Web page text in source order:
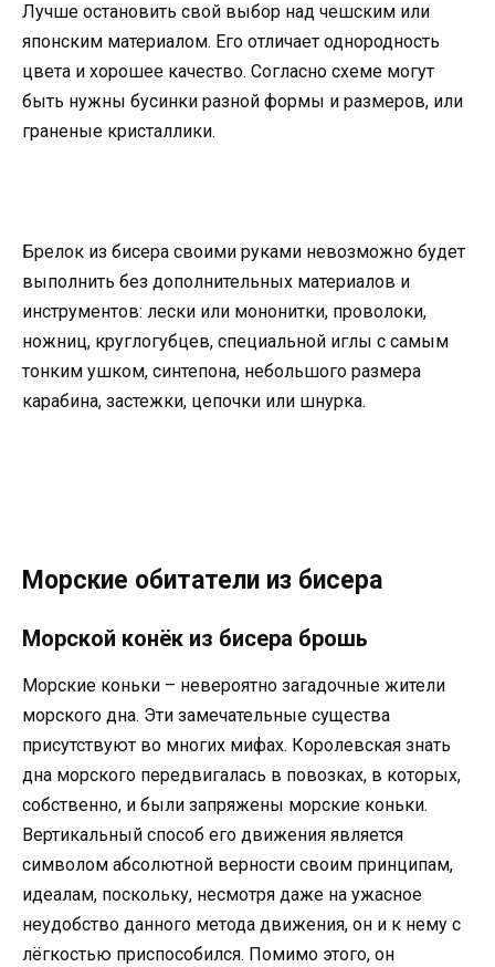
Лучше остановить свой выбор над чешским или
японским материалом. Его отличает однородность
цвета и хорошее качество. Согласно схеме могут
быть нужны бусинки разной формы и размеров, или
граненые кристаллики.
Брелок из бисера своими руками невозможно будет
выполнить без дополнительных материалов и
инструментов: лески или мононитки, проволоки,
ножниц, круглогубцев, специальной иглы с самым
тонким ушком, синтепона, небольшого размера
карабина, застежки, цепочки или шнурка.
Морские обитатели из бисера
Морской конёк из бисера брошь
Морские коньки – невероятно загадочные жители
морского дна. Эти замечательные существа
присутствуют во многих мифах. Королевская знать
дна морского передвигалась в повозках, в которых,
собственно, и были запряжены морские коньки.
Вертикальный способ его движения является
символом абсолютной верности своим принципам,
идеалам, поскольку, несмотря даже на ужасное
неудобство данного метода движения, он и к нему с
лёгкостью приспособился. Помимо этого, он